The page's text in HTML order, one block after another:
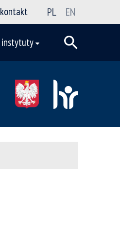
kontakt PL EN
instytuty